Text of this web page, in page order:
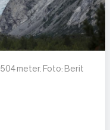
meter. Foto: Berit